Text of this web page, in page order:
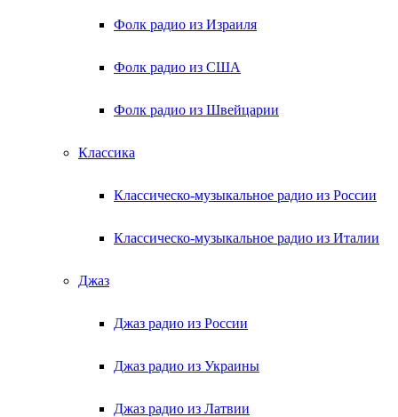
Фолк радио из Израиля
Фолк радио из США
Фолк радио из Швейцарии
Классика
Классическо-музыкальное радио из России
Классическо-музыкальное радио из Италии
Джаз
Джаз радио из России
Джаз радио из Украины
Джаз радио из Латвии